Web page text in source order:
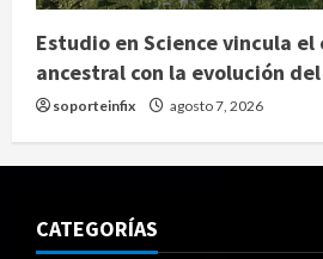
Estudio en Science vincula
ancestral con la evolución
soporteinfix agosto 7, 2026
CATEGORÍAS